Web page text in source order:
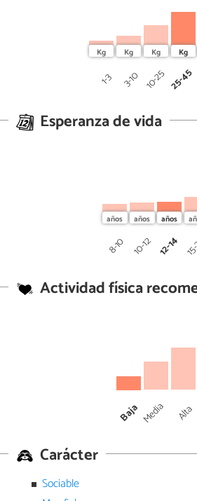
1-3 3-10 10-25 25-45
Esperanza de vida
8-10 10-12 12-14
Actividad física
BajaMedia Alta
Carácter
Sociable